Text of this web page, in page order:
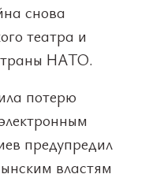
снова
театра и
НАТО.
потерю
предупредил
властям